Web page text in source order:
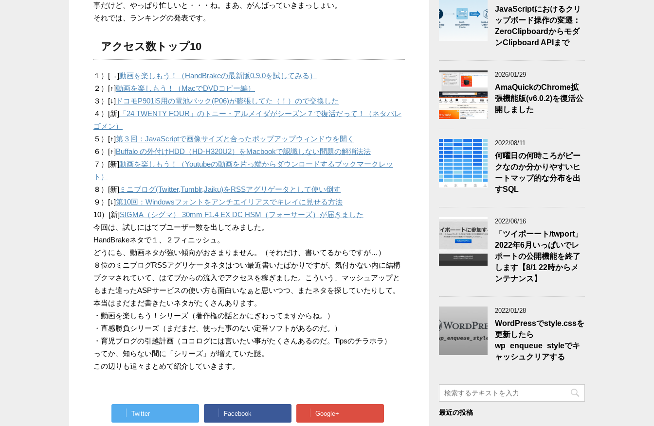
事だけど、やっぱり忙しいと・・・ね。まあ、がんばっていきまっしょい。
それでは、ランキングの発表です。
アクセス数トップ10
１）[→]動画を楽しもう！（HandBrakeの最新版0.9.0を試してみる）
２）[↑]動画を楽しもう！（MacでDVDコピー編）
３）[↓] ドコモP901iS用の電池パック(P06)が膨張してた（！）ので交換した
４）[新] 「24 TWENTY FOUR」のトニー・アルメイダがシーズン７で復活だって！（ネタバレ
ゴメン）
５）[↑]第３回：JavaScriptで画像サイズと合ったポップアップウィンドウを開く
６）[↑]Buffalo の外付けHDD（HD-H320U2）をMacbookで認識しない問題の解消法法
７）[新]動画を楽しもう！（Youtubeの動画を片っ端からダウンロードするブックマークレッ
ト）
８）[新]ミニブログ(Twitter,Tumblr,Jaiku)をRSSアグリゲータとして使い倒す
９）[↓]第10回：Windowsフォントをアンチエイリアスでキレイに見せる方法
10）[新]SIGMA（シグマ） 30mm F1.4 EX DC HSM（フォーサーズ）が届きました
今回は、試しにはてブユーザー数を出してみました。
HandBrakeネタで１、２フィニッシュ。
どうにも、動画ネタが強い傾向がおさまりません。（それだけ、書いてるからですが…）
８位のミニブログRSSアグリケータネタはつい最近書いたばかりですが、気付かない内に結構
ブクマされていて、はてブからの流入でアクセスを稼ぎました。こういう、マッシュアップと
もまた違ったASPサービスの使い方も面白いなぁと思いつつ、またネタを探していたりして。
本当はまだまだ書きたいネタがたくさんあります。
・動画を楽しもう！シリーズ（著作権の話とかにぎわってますからね。）
・直感勝負シリーズ（まだまだ、使った事のない定番ソフトがあるのだ。）
・育児ブログの引越計画（ココログには言いたい事がたくさんあるのだ。Tipsのチラホラ）
ってか、知らない間に「シリーズ」が増えていた謎。
この辺りも追々まとめて紹介していきます。
Twitter Facebook Google+
JavaScriptにおけるクリ
ップボード操作の変遷：
ZeroClipboardからモダ
ンClipboard APIまで
2026/01/29
AmaQuickのChrome拡
張機能版(v6.0.2)を復活公
開しました
2022/08/11
何曜日の何時ころがピー
クなのか分かりやすいヒ
ートマップ的な分布を出
すSQL
2022/06/16
「ツイポーート/twport」
2022年6月いっぱいでレ
ポートの公開機能を終了
します【8/1 22時からメ
ンテナンス】
2022/01/28
WordPressでstyle.cssを
更新したら
wp_enqueue_styleでキ
ャッシュクリアする
最近の投稿